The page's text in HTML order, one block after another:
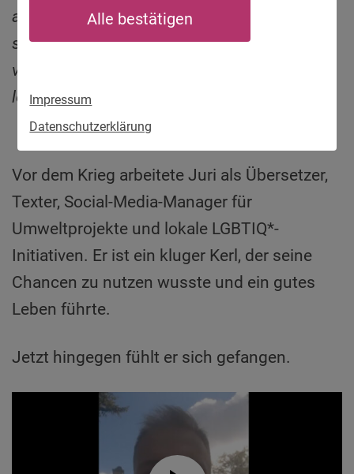
Alle bestätigen
Impressum
Datenschutzerklärung
ausgeglichener Mensch. So beschreibt er
sich jedenfalls selbst. Der Krieg aber hat ihn
verändert. Er kann das Land nicht verlassen,
leidet unter der Perspektivlosigkeit.
Vor dem Krieg arbeitete Juri als Übersetzer,
Texter, Social-Media-Manager für
Umweltprojekte und lokale LGBTIQ*-
Initiativen. Er ist ein kluger Kerl, der seine
Chancen zu nutzen wusste und ein gutes
Leben führte.
Jetzt hingegen fühlt er sich gefangen.